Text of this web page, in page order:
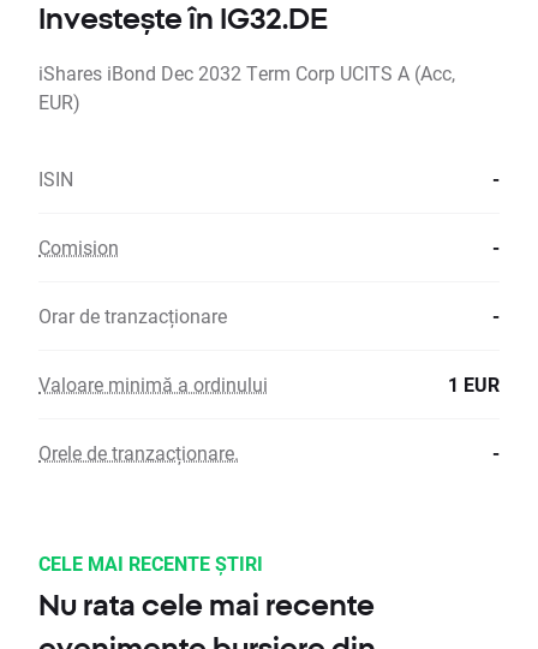
Investește în IG32.DE
iShares iBond Dec 2032 Term Corp UCITS A (Acc,
EUR)
ISIN -
Comision -
Orar de tranzacționare -
Valoare minimă a ordinului 1 EUR
Orele de tranzacționare. -
CELE MAI RECENTE ȘTIRI
Nu rata cele mai recente